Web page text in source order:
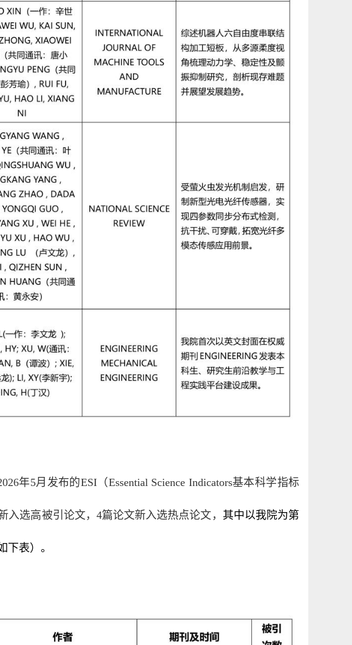
年5月发布的ESI（Essential Science Indicators基本科学指标
选高被引论文，4篇论文新入选热点论文， 其中以我院为第
下表）。